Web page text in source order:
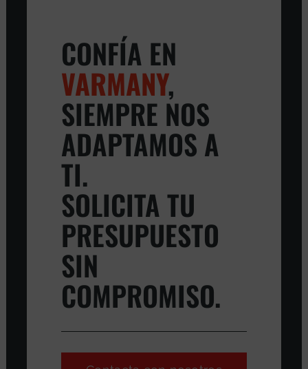
CONFÍA EN
VARMANY,
SIEMPRE NOS
ADAPTAMOS A
TI.
SOLICITA TU
PRESUPUESTO
SIN
COMPROMISO.